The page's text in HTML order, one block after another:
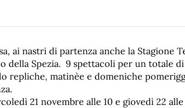
ai nastri di partenza anche la Stagione
della Spezia. 9 spettacoli per un totale
repliche, matinèe e domeniche
21 novembre alle 10 e giovedì 22